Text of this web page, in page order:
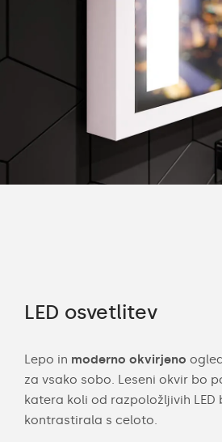
LED osvetlitev
Lepo in moderno okvirjeno
za vsako sobo. Leseni okvir bo
katera koli od razpoložljivih
kontrastirala s celoto.